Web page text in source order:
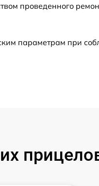
проведенного
параметрам при